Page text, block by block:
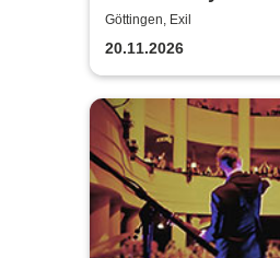
Scherben feat.
Göttingen, Exil
20.11.2026